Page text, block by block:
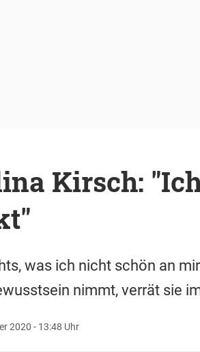
Kirsch:
was ich nicht schön an
nimmt, verrät sie
2020 - 13:48 Uhr